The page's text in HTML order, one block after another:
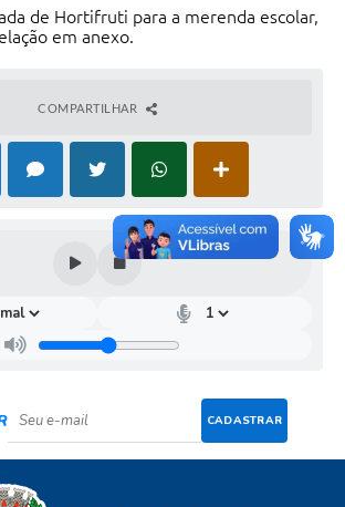
de Hortifruti para a merenda escolar,
em anexo.
COMPARTILHAR
CADASTRAR